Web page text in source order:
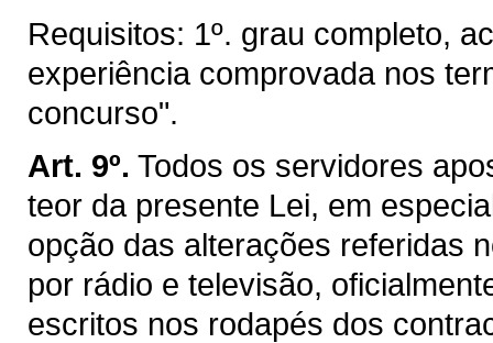
Requisitos: 1º. grau completo,
experiência comprovada nos
concurso".
Art. 9º. Todos os servidores
teor da presente Lei, em
opção das alterações referidas
por rádio e televisão,
escritos nos rodapés dos